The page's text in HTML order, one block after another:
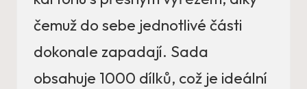
čemuž do sebe jednotlivé části
dokonale zapadají. Sada
obsahuje 1000 dílků, což je ideální